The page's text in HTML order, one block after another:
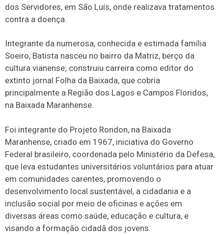
dos Servidores, em São Luís, onde realizava tratamentos
contra a doença.
Integrante da numerosa, conhecida e estimada família
Soeiro, Batista nasceu no bairro da Matriz, berço da
cultura vianense; construiu carreira como editor do
extinto jornal Folha da Baixada, que cobria
principalmente a Região dos Lagos e Campos Floridos,
na Baixada Maranhense.
Foi integrante do Projeto Rondon, na Baixada
Maranhense, criado em 1967, iniciativa do Governo
Federal brasileiro, coordenada pelo Ministério da Defesa,
que leva estudantes universitários voluntários para atuar
em comunidades carentes, promovendo o
desenvolvimento local sustentável, a cidadania e a
inclusão social por meio de oficinas e ações em
diversas áreas como saúde, educação e cultura, e
visando a formação cidadã dos jovens.